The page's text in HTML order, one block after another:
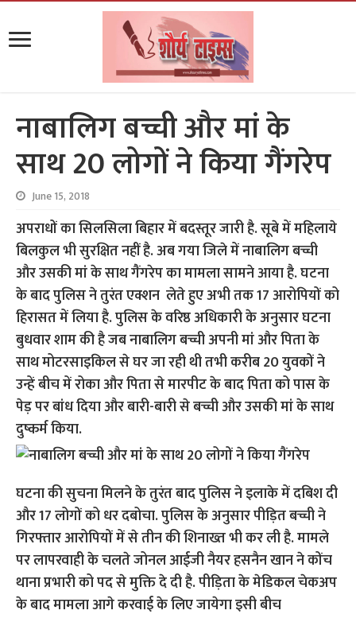
नाबालिग बच्ची और मां के
साथ 20 लोगों ने किया गैंगरेप
June 15, 2018
अपराधों का सिलसिला बिहार में बदस्तूर जारी है. सूबे में महिलाये
बिलकुल भी सुरक्षित नहीं है. अब गया जिले में नाबालिग बच्ची
और उसकी मां के साथ गैंगरेप का मामला सामने आया है. घटना
के बाद पुलिस ने तुरंत एक्शन लेते हुए अभी तक 17 आरोपियों को
हिरासत में लिया है. पुलिस के वरिष्ठ अधिकारी के अनुसार घटना
बुधवार शाम की है जब नाबालिग बच्ची अपनी मां और पिता के
साथ मोटरसाइकिल से घर जा रही थी तभी करीब 20 युवकों ने
उन्हें बीच में रोका और पिता से मारपीट के बाद पिता को पास के
पेड़ पर बांध दिया और बारी-बारी से बच्ची और उसकी मां के साथ
दुष्कर्म किया.
घटना की सुचना मिलने के तुरंत बाद पुलिस ने इलाके में दबिश दी
और 17 लोगों को धर दबोचा. पुलिस के अनुसार पीड़ित बच्ची ने
गिरफ्तार आरोपियों में से तीन की शिनाख्त भी कर ली है. मामले
पर लापरवाही के चलते जोनल आईजी नैयर हसनैन खान ने कोंच
थाना प्रभारी को पद से मुक्ति दे दी है. पीड़िता के मेडिकल चेकअप
के बाद मामला आगे करवाई के लिए जायेगा इसी बीच